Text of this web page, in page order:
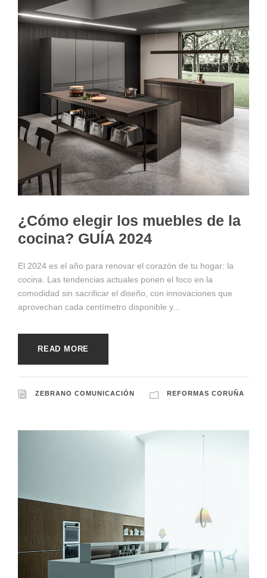
¿Cómo elegir los muebles de la
cocina? GUÍA 2024
El 2024 es el año para renovar el corazón de tu hogar: la
cocina. Las tendencias actuales ponen el foco en la
comodidad sin sacrificar el diseño, con innovaciones que
aprovechan cada centímetro disponible y...
READ MORE
ZEBRANO COMUNICACIÓN REFORMAS CORUÑA